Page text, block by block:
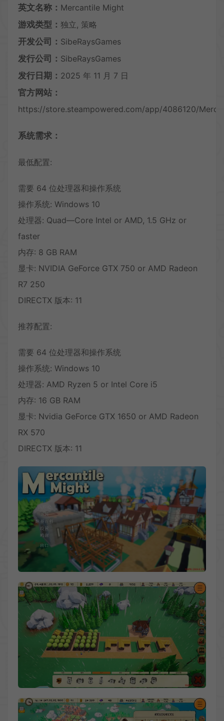
英文名称： Mercantile Might
游戏类型： 独立, 策略
开发公司： SibeRaysGames
发行公司： SibeRaysGames
发行日期： 2025 年 11 月 7 日
官方网站：
https://store.steampowered.com/app/4086120/
系统需求：
最低配置:
需要 64 位处理器和操作系统
操作系统: Windows 10
处理器: Quad—Core Intel or AMD, 1.5 GHz or
faster
内存: 8 GB RAM
显卡: NVIDIA GeForce GTX 750 or AMD Radeon
R7 250
DIRECTX 版本: 11
推荐配置:
需要 64 位处理器和操作系统
操作系统: Windows 10
处理器: AMD Ryzen 5 or Intel Core i5
内存: 16 GB RAM
显卡: Nvidia GeForce GTX 1650 or AMD Radeon
RX 570
DIRECTX 版本: 11